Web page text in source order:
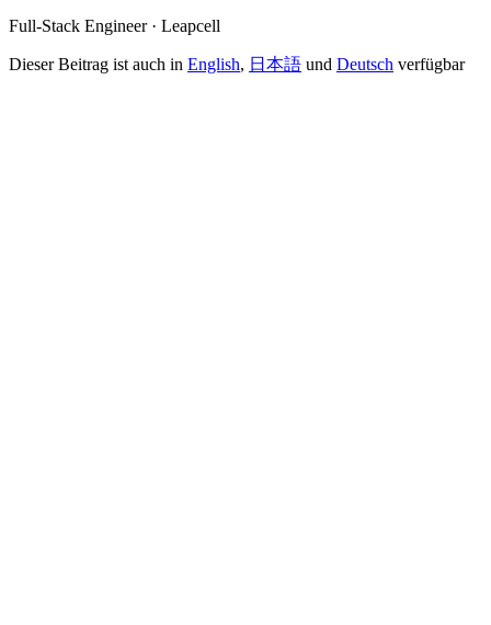
Full-Stack Engineer · Leapcell
Dieser Beitrag ist auch in English, 日本語 und Deutsch verfügbar